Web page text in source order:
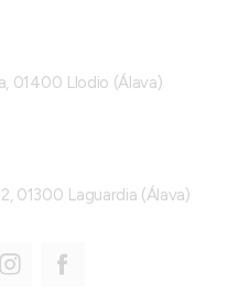
01400 Llodio (Álava)
01300 Laguardia (Álava)